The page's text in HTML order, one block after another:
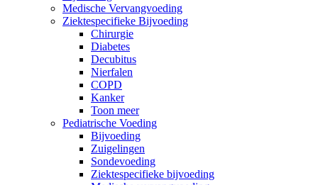
Medische Vervangvoeding
Ziektespecifieke Bijvoeding
Chirurgie
Diabetes
Decubitus
Nierfalen
COPD
Kanker
Toon meer
Pediatrische Voeding
Bijvoeding
Zuigelingen
Sondevoeding
Ziektespecifieke bijvoeding